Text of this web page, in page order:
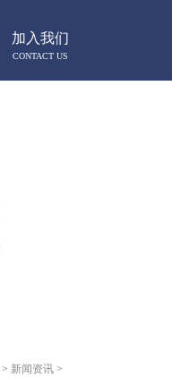
加入我们
CONTACT US
> 新闻资讯 >